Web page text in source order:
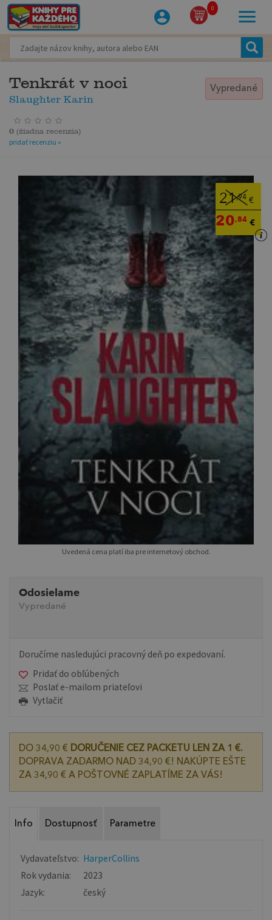
0
Tenkrát v noci
Slaughter Karin
Vypredané
0 (žiadna recenzia)
pridať recenziu »
21,94 €
20,84 €
Uvedená cena platí iba pre internetový obchod.
Odosielame
Vypredané
Doručíme nasledujúci pracovný deň po expedovaní.
Pridať do obľúbených
Poslať e-mailom priateľovi
Vytlačiť
DO 34,90 € DORUČENIE CEZ PACKETU LEN ZA 1 €.
DOPRAVA ZADARMO NAD 34,90 €! NAKÚPTE EŠTE
ZA 34,90 € A POŠTOVNÉ ZAPLATÍME ZA VÁS!
Info Dostupnosť Parametre
Vydavateľstvo: HarperCollins
Rok vydania:
2023
Jazyk:
český